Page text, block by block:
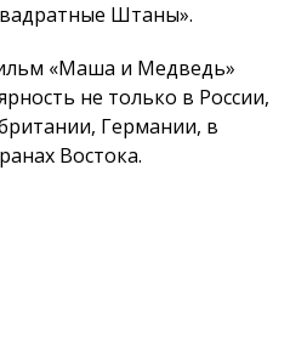
Штаны».
«Маша и Медведь»
не только в России,
Германии, в
Востока.